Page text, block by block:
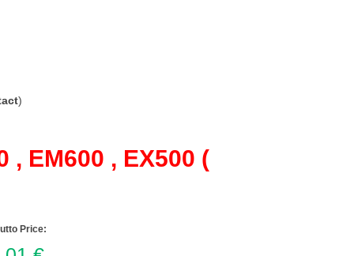
)
, EM600 , EX500 (
Price: